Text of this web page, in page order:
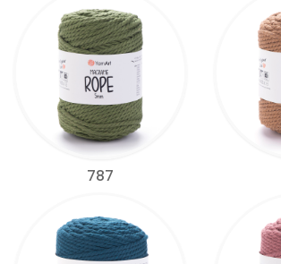
787